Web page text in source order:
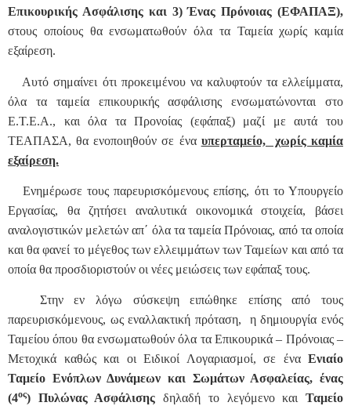
Επικουρικής Ασφάλισης και 3) Ένας Πρόνοιας (ΕΦΑΠΑΞ),
στους οποίους θα ενσωματωθούν όλα τα Ταμεία χωρίς καμία
εξαίρεση.
Αυτό σημαίνει ότι προκειμένου να καλυφτούν τα ελλείμματα,
όλα τα ταμεία επικουρικής ασφάλισης ενσωματώνονται στο
Ε.Τ.Ε.Α., και όλα τα Προνοίας (εφάπαξ) μαζί με αυτά του
ΤΕΑΠΑΣΑ, θα ενοποιηθούν σε ένα υπερταμείο, χωρίς καμία
εξαίρεση.
Ενημέρωσε τους παρευρισκόμενους επίσης, ότι το Υπουργείο
Εργασίας, θα ζητήσει αναλυτικά οικονομικά στοιχεία, βάσει
αναλογιστικών μελετών απ΄ όλα τα ταμεία Πρόνοιας, από τα οποία
και θα φανεί το μέγεθος των ελλειμμάτων των Ταμείων και από τα
οποία θα προσδιοριστούν οι νέες μειώσεις των εφάπαξ τους.
Στην εν λόγω σύσκεψη ειπώθηκε επίσης από τους
παρευρισκόμενους, ως εναλλακτική πρόταση, η δημιουργία ενός
Ταμείου όπου θα ενσωματωθούν όλα τα Επικουρικά – Πρόνοιας –
Μετοχικά καθώς και οι Ειδικοί Λογαριασμοί, σε ένα Ενιαίο
Ταμείο Ενόπλων Δυνάμεων και Σωμάτων Ασφαλείας, ένας
(4ος) Πυλώνας Ασφάλισηςδηλαδή το λεγόμενο καιΤαμείο